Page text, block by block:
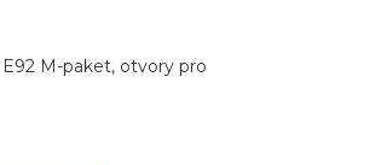
M-paket, otvory pro